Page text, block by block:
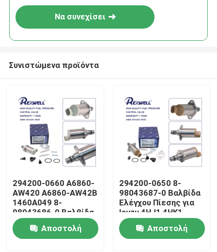
Σπίτι
Προϊόντα
Να συνεχίσει
Συνιστώμενα προϊόντα
294200-0660 A6860-
AW420 A6860-AW42B
1460A049 8-
98043686-0 Βαλβίδα
ελέγχου
αναρρόφησης για την
Nissan Almera Navara
Αποστολή
294200-0650 8-
98043687-0 Βαλβίδα
Ελέγχου Πίεσης για
Isuzu 4HJ1 4HK1
6HK1
Αποστολή